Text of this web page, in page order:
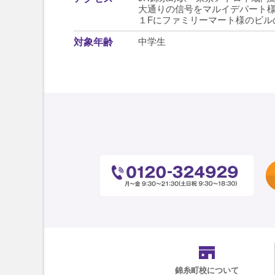
大通りの信号をマルイデパート
１Fにファミリーマート様のビル
対象年齢 中学生
錦糸町校について